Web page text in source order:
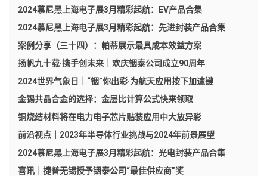
2024慕尼黑上海电子展3月精彩起航：EV产品合集
2024慕尼黑上海电子展3月精彩起航：先进封装产品合集
案例分享（三十四）：帕蒂展示最具成本效益方案
扬帆九十载·携手创未来｜欢庆铟泰公司成立90周年
2024世界气象日｜“铟”你出彩·为航天应用按下加速键
金锡共晶合金的选择：金层比计算公式快来领取
铜烧结材料将在电力电子芯片贴装应用中大放异彩
前沿视点｜2023年半导体行业挑战与2024年前景展望
2024慕尼黑上海电子展3月精彩起航：光电封装产品合集
喜讯｜捷普无锡授予铟泰公司“最佳供应商”奖